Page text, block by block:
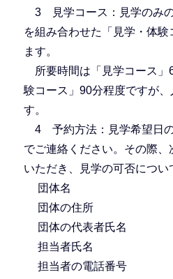
3 見学コース：見学のみ
を組み合わせた「見学・体験
ます。
所要時間は「見学コース」
験コース」90分程度ですが、
す。
4 予約方法：見学希望日
でご連絡ください。その際、
いただき、見学の可否につい
団体名
団体の住所
団体の代表者氏名
担当者氏名
担当者の電話番号